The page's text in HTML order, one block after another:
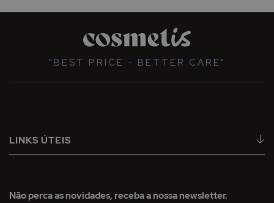
"BEST PRICE - BETTER CARE"
LINKS ÚTEIS
Não perca as novidades, receba a nossa newsletter.